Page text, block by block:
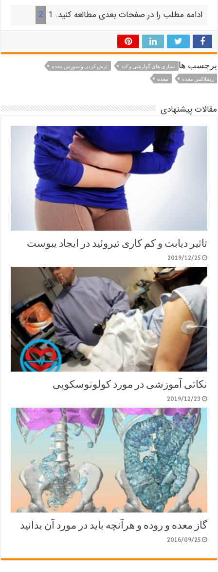
ادامه مطلب را در صفحات بعدی مطالعه کنید. 1
2
برچسب ها بیماری های گوارشی و کبد
ترش کردن و سوزش معده
ریفلاکس معده
معده
مقالات پیشنهادی
تاثیر دیابت و کم کاری تیروئید در ایجاد یبوست
2019/12/25
نکاتی آموزشی در مورد کولونوسکوپی
2019/12/23
گاز معده و روده و هرآنچه باید در مورد آن بدانید
2016/09/25